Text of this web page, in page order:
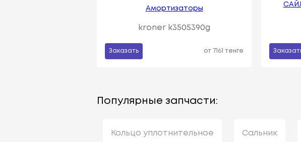
Aмортизаторы
kroner k3505390g
Заказать от 7161 тенге
Популярные запчасти:
Кольцо уплотнительное Сальник